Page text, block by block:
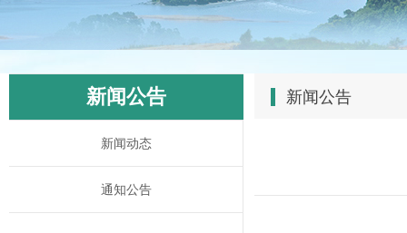
新闻公告
新闻动态
通知公告
新闻公告